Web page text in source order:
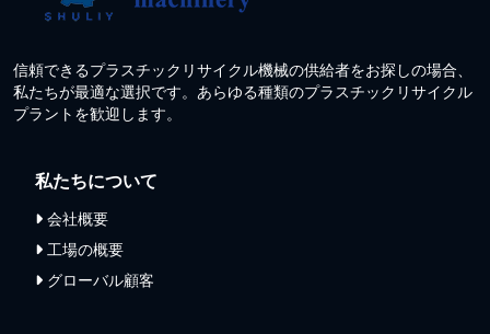
信頼できるプラスチックリサイクル機械の供給者をお探しの場合、
私たちが最適な選択です。あらゆる種類のプラスチックリサイクル
プラントを歓迎します。
私たちについて
会社概要
工場の概要
グローバル顧客